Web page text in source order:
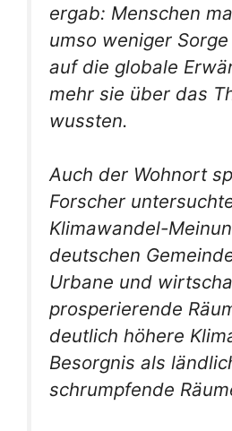
ergab: Menschen
umso weniger
auf die globale
mehr sie über das
wussten.
Auch der Wohnort
Forscher
Klimawandel-
deutschen
Urbane und
prosperierende
deutlich höhere
Besorgnis als
schrumpfende